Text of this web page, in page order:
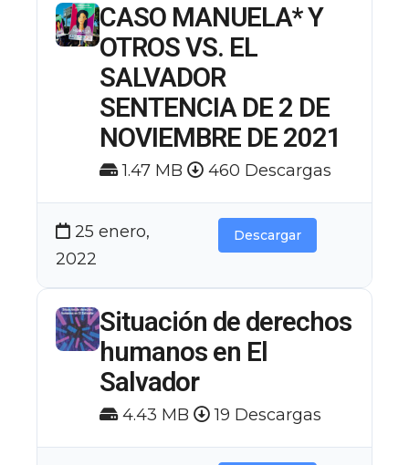
CASO MANUELA* Y
OTROS VS. EL
SALVADOR
SENTENCIA DE 2 DE
NOVIEMBRE DE 2021
1.47 MB 460 Descargas
25 enero,
2022
Descargar
Situación de derechos
humanos en El
Salvador
4.43 MB 19 Descargas